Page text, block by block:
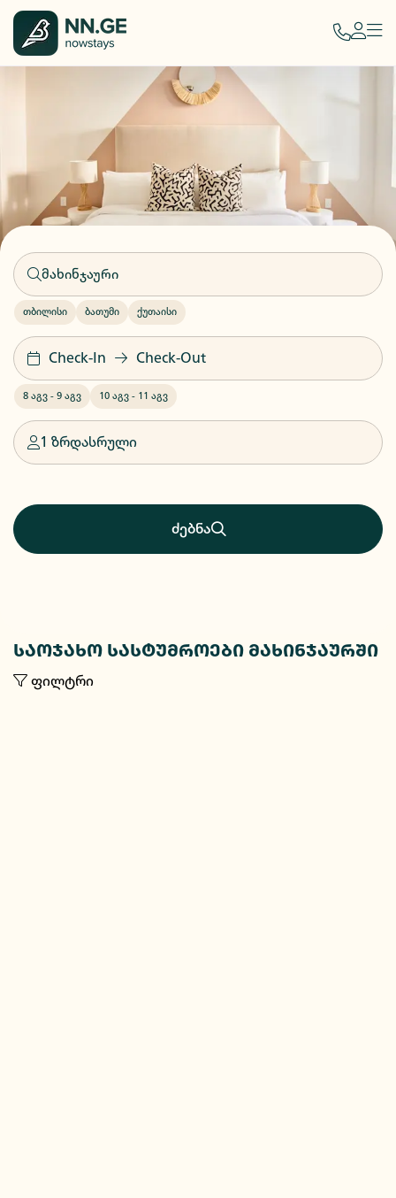
თბილისი ბათუმი ქუთაისი
Check-In Check-Out
8 აგვ - 9 აგვ 10 აგვ - 11 აგვ
1 ზრდასრული
ძებნა
საოჯახო სასტუმროები მახინჯაურში
ფილტრი